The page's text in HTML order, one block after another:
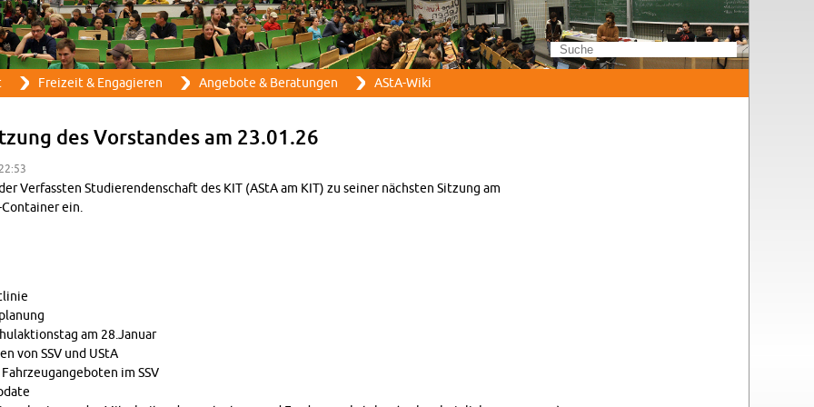
Direkt zum Inhalt
Frei­zeit & En­ga­gie­ren An­ge­bo­te & Be­ra­tun­gen AStA-Wi­ki
des Vor­stan­des am 23.01.26
Ver­fass­ten Stu­die­ren­den­schaft des KIT (AStA am KIT) zu sei­ner nächs­ten Sit­zung am
Con­tai­ner ein.
am 28.​Januar
von SSV und UStA
im SSV